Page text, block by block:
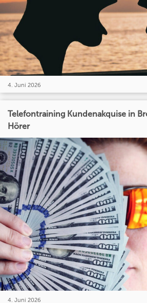
4. Juni 2026
Telefontraining Kundenakquise in
Hörer
4. Juni 2026